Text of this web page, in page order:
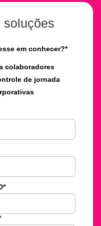
soluções
em conhecer?*
colaboradores
de jornada
*